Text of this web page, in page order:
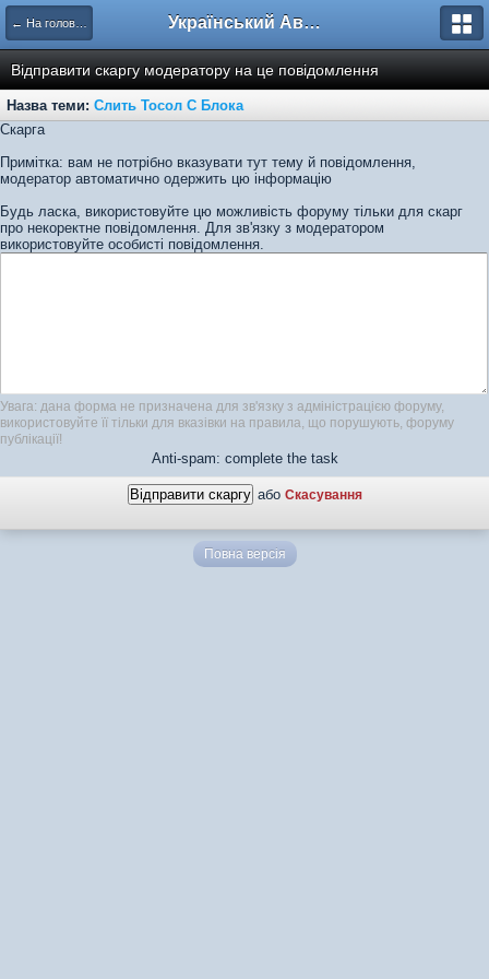
← На головну Український Автоклуб ВАЗ
Відправити скаргу модератору на це повідомлення
Назва теми: Слить Тосол С Блока
Скарга
Примітка: вам не потрібно вказувати тут тему й повідомлення,
модератор автоматично одержить цю інформацію
Будь ласка, використовуйте цю можливість форуму тільки для скарг
про некоректне повідомлення. Для зв'язку з модератором
використовуйте особисті повідомлення.
Увага: дана форма не призначена для зв'язку з адміністрацією форуму,
використовуйте її тільки для вказівки на правила, що порушують, форуму
публікації!
Anti-spam: complete the task
або Скасування
Повна версія